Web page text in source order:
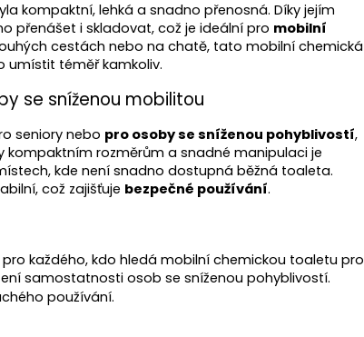
kompaktní, lehká a snadno přenosná. Díky jejím
přenášet i skladovat, což je ideální pro mobilní
cestách nebo na chatě, tato mobilní chemická
umístit téměř kamkoliv.
se sníženou mobilitou
seniory nebo pro osoby se sníženou pohyblivostí,
rozměrům a snadné manipulaci je
kde není snadno dostupná běžná toaleta.
což zajišťuje bezpečné používání.
každého, kdo hledá mobilní chemickou toaletu pro
samostatnosti osob se sníženou pohyblivostí.
používání.